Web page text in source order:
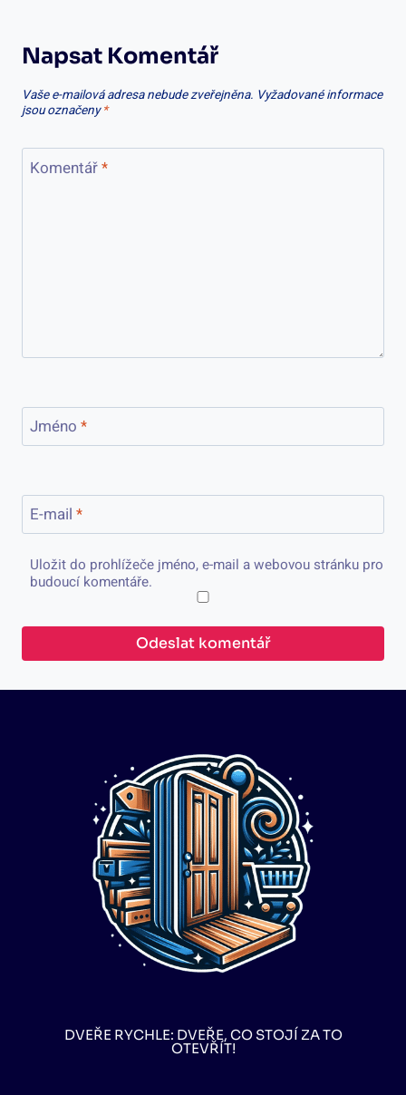
Napsat Komentář
Vaše e-mailová adresa nebude zveřejněna. Vyžadované informace
jsou označeny*
Komentář*
Jméno *
E-mail *
Uložit do prohlížeče jméno, e-mail a webovou stránku pro
budoucí komentáře.
DVEŘE RYCHLE: DVEŘE, CO STOJÍ ZA TO
OTEVŘÍT!